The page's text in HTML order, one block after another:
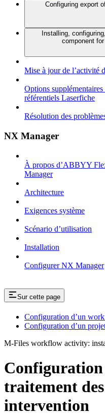
Configuring export
Installing,
component
Mise à jour de l’activité
Options
référentiels Laserfiche
Résolution des
NX Manager
À propos d’ABBYY
Manager
Architecture
Exigences système
Scénario d’utilisation
Installation
Configurer NX Manager
Sur cette page
Configuration d’un
Configuration d’un
M-Files workflow activity:
Configuration
traitement
intervention